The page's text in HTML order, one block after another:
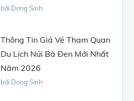
bởi Dong Sinh
Thông Tin Giá Vé Tham Quan
Du Lịch Núi Bà Đen Mới Nhất
Năm 2026
bởi Dong Sinh